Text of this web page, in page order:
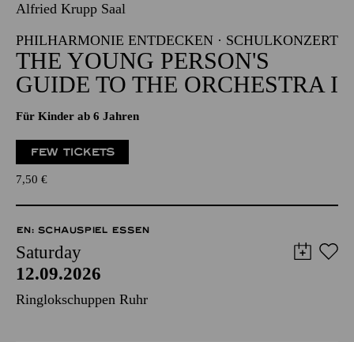
Alfried Krupp Saal
PHILHARMONIE ENTDECKEN · SCHULKONZERT
THE YOUNG PERSON'S
GUIDE TO THE ORCHESTRA I
Für Kinder ab 6 Jahren
FEW TICKETS
7,50 €
EN: SCHAUSPIEL ESSEN
Saturday
12.09.2026
Ringlokschuppen Ruhr